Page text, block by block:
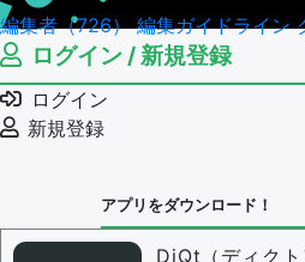
編集者（726）編集ガイドライン
ログイン / 新規登録
ログイン
新規登録
アプリをダウンロード！
DiQt（ディクト